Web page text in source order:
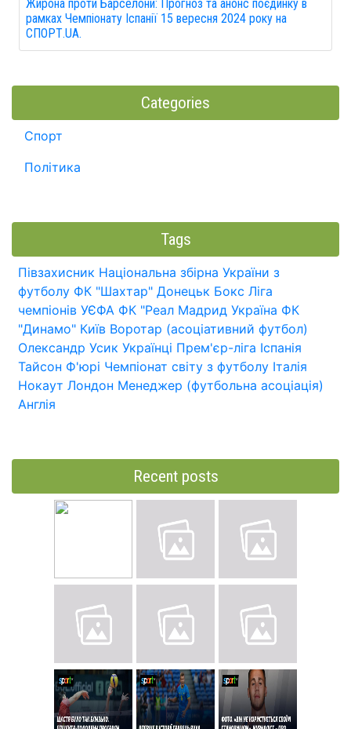
Жирона проти Барселони: Прогноз та анонс поєдинку в
рамках Чемпіонату Іспанії 15 вересня 2024 року на
СПОРТ.UA.
Categories
Спорт
Політика
Tags
Півзахисник Національна збірна України з
футболу ФК "Шахтар" Донецьк Бокс Ліга
чемпіонів УЄФА ФК "Реал Мадрид Україна ФК
"Динамо" Київ Воротар (асоціативний футбол)
Олександр Усик Українці Прем'єр-ліга Іспанія
Тайсон Ф'юрі Чемпіонат світу з футболу Італія
Нокаут Лондон Менеджер (футбольна асоціація)
Англія
Recent posts